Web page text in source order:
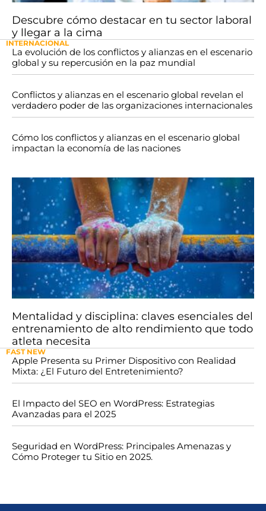
Descubre cómo destacar en tu sector laboral
y llegar a la cima
INTERNACIONAL
La evolución de los conflictos y alianzas en el escenario
global y su repercusión en la paz mundial
Conflictos y alianzas en el escenario global revelan el
verdadero poder de las organizaciones internacionales
Cómo los conflictos y alianzas en el escenario global
impactan la economía de las naciones
Mentalidad y disciplina: claves esenciales del
entrenamiento de alto rendimiento que todo
atleta necesita
FAST NEW
Apple Presenta su Primer Dispositivo con Realidad
Mixta: ¿El Futuro del Entretenimiento?
El Impacto del SEO en WordPress: Estrategias
Avanzadas para el 2025
Seguridad en WordPress: Principales Amenazas y
Cómo Proteger tu Sitio en 2025.